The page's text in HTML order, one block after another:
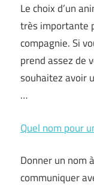
Le choix d’un
très importante
compagnie. Si
prend assez de
souhaitez avoir
…
Quel nom pour
Donner un nom
communiquer